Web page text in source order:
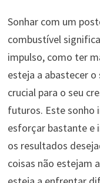
Sonhar com um
combustível
impulso, como ter
esteja a abastecer o
crucial para o seu
futuros. Este sonho
esforçar bastante e
os resultados
coisas não estejam